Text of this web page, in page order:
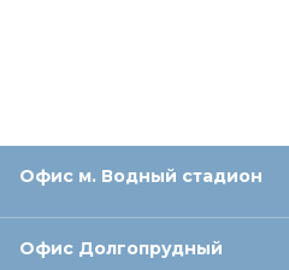
Офис м. Водный стадион
Офис Долгопрудный